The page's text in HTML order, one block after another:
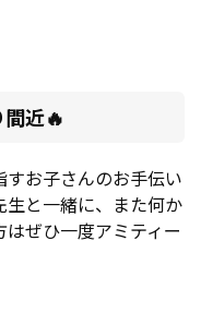
近🔥
お子さんのお手伝い
生と一緒に、また何か
ぜひ一度アミティー